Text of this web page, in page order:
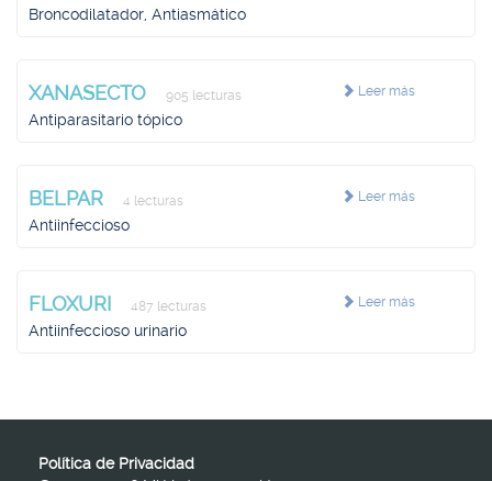
Broncodilatador, Antiasmático
Leer más
XANASECTO 905 lecturas
Antiparasitario tópico
Leer más
BELPAR 4 lecturas
Antiinfeccioso
Leer más
FLOXURI 487 lecturas
Antiinfeccioso urinario
Política de Privacidad